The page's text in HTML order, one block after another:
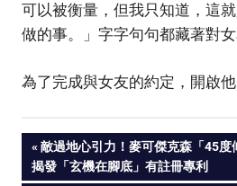
可以被衡量，但我只知道，這
做的事。」字字句句都藏著對女
為了完成與女友的約定，開啟
Post
PREVIOUS
POST:
敵過地心引力！麥可傑克森「45度
揭發「玄機在腳底」有註冊專利